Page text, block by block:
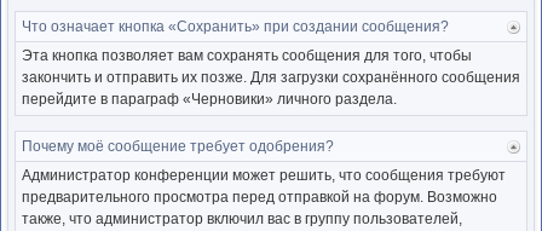
Что означает кнопка «Сохранить» при создании сообщения?
Эта кнопка позволяет вам сохранять сообщения для того, чтобы
закончить и отправить их позже. Для загрузки сохранённого сообщения
перейдите в параграф «Черновики» личного раздела.
Почему моё сообщение требует одобрения?
Администратор конференции может решить, что сообщения требуют
предварительного просмотра перед отправкой на форум. Возможно
также, что администратор включил вас в группу пользователей,